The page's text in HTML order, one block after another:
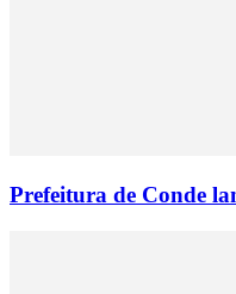
Prefeitura de Conde